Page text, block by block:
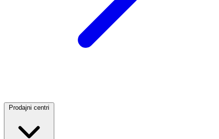
Prodajni centri